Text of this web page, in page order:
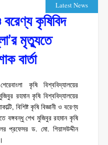
Latest News
বরেণ্য কৃষিবিদ
মৃত্যুতে
বার্তা
শেরেবাংলা কৃষি বিশ্ববিদ্যালয়ের
রহমান কৃষি বিশ্ববিদ্যালয়ের
বিশিষ্ট কৃষি বিজ্ঞানী ও বরেণ্য
বঙ্গবন্ধু শেখ মুজিবুর রহমান কৃষি
প্রফেসর ড. মো. গিয়াসউদ্দীন